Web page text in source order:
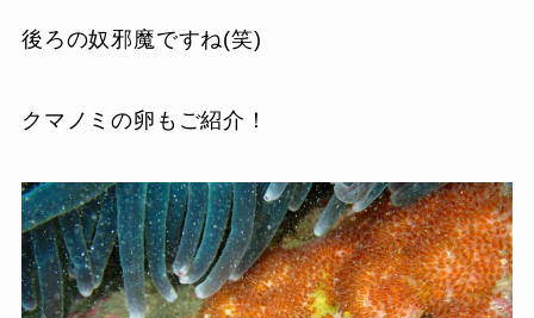
後ろの奴邪魔ですね(笑)
クマノミの卵もご紹介！